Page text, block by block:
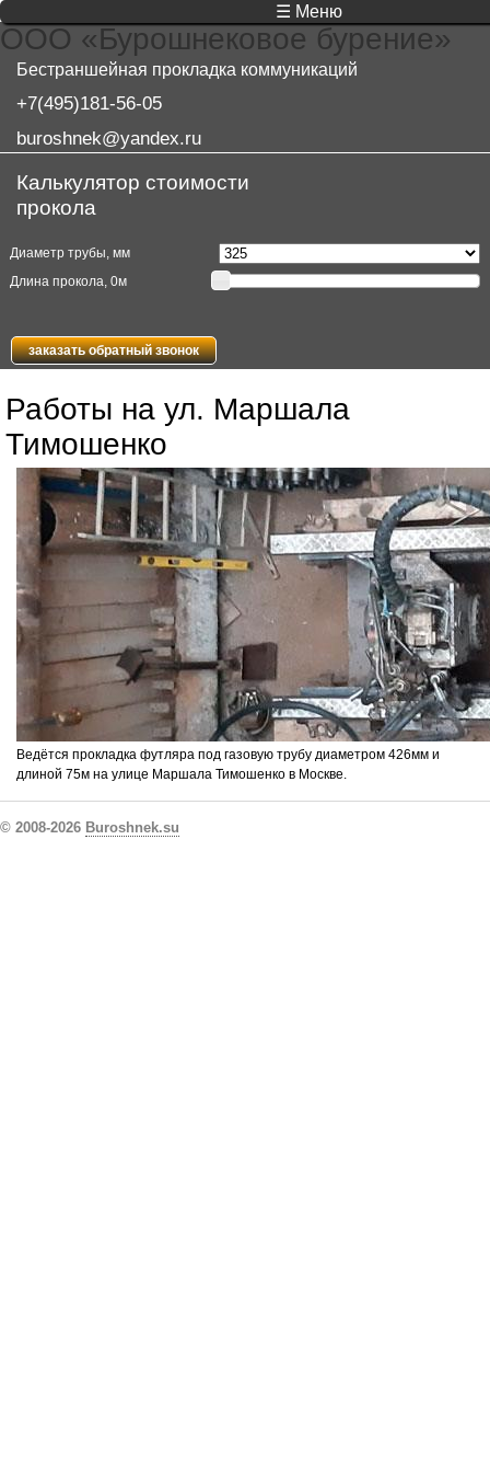
ООО «Бурошнековое бурение»
Бестраншейная прокладка коммуникаций
+7(495)181-56-05
buroshnek@yandex.ru
☰ Меню
Калькулятор стоимости
прокола
Диаметр трубы, мм
Длина прокола, 0м
заказать обратный звонок
Работы на ул. Маршала
Тимошенко
Ведётся прокладка футляра под газовую трубу диаметром 426мм и
длиной 75м на улице Маршала Тимошенко в Москве.
© 2008-2026 Buroshnek.su